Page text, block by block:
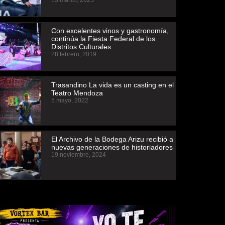
Con excelentes vinos y gastronomía,
continúa la Fiesta Federal de los
Distritos Culturales
28 febrero, 2019
Trasandino La vida es un casting en el
Teatro Mendoza
5 mayo, 2022
El Archivo de la Bodega Arizu recibió a
nuevas generaciones de historiadores
19 noviembre, 2024